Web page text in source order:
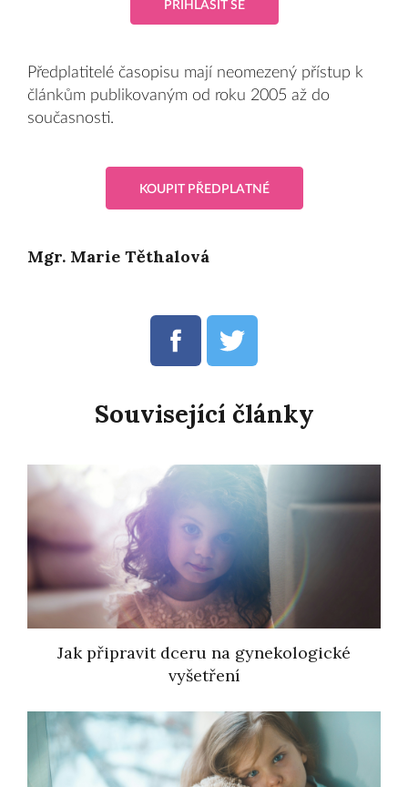
PŘIHLÁSIT SE
Předplatitelé časopisu mají neomezený přístup k
článkům publikovaným od roku 2005 až do
současnosti.
KOUPIT PŘEDPLATNÉ
Mgr. Marie Těthalová
Související články
Jak připravit dceru na gynekologické
vyšetření